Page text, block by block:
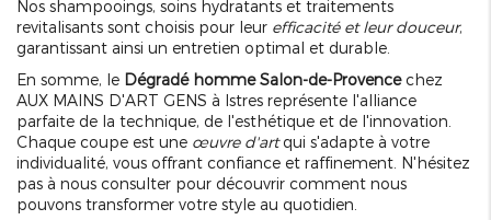
Nos shampooings, soins hydratants et traitements
revitalisants sont choisis pour leur efficacité et leur douceur,
garantissant ainsi un entretien optimal et durable.
En somme, le Dégradé homme Salon-de-Provencechez
AUX MAINS D'ART GENS à Istres représente l'alliance
parfaite de la technique, de l'esthétique et de l'innovation.
Chaque coupe est une œuvre d'artqui s'adapte à votre
individualité, vous offrant confiance et raffinement. N'hésitez
pas à nous consulter pour découvrir comment nous
pouvons transformer votre style au quotidien.